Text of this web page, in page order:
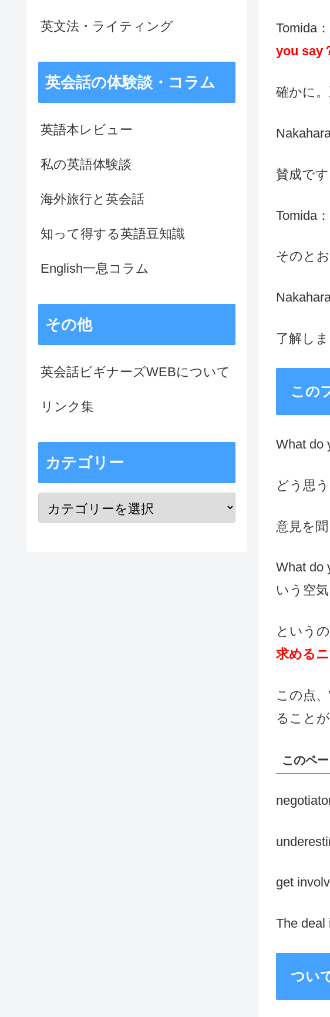
Tomida
you say
確かに
賛成で
Tomida
そのと
了解しま
この
What do
どう思う
意見を
What do
いう空
という
求める
この点
ること
このペ
get
The deal
つい
英文法・ライティング
英会話の体験談・コラム
英語本レビュー
私の英語体験談
海外旅行と英会話
知って得する英語豆知識
English一息コラム
その他
英会話ビギナーズWEBについて
リンク集
カテゴリー